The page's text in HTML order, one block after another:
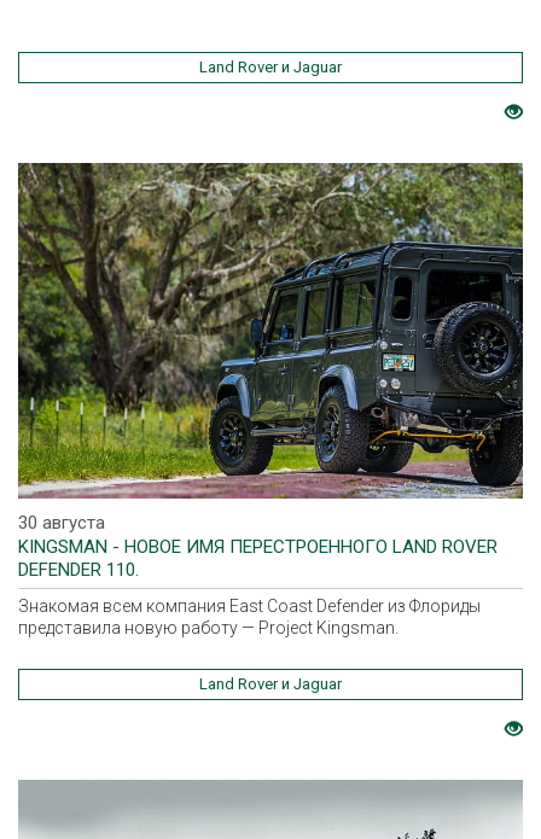
Land Rover и Jaguar
30 августа
KINGSMAN - НОВОЕ ИМЯ ПЕРЕСТРОЕННОГО LAND ROVER
DEFENDER 110.
Знакомая всем компания East Coast Defender из Флориды
представила новую работу — Project Kingsman.
Land Rover и Jaguar